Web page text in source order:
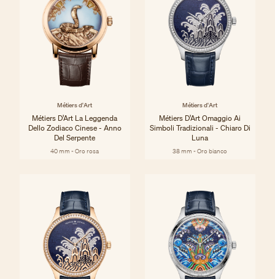
Métiers d'Art
Métiers D’Art La Leggenda
Dello Zodiaco Cinese - Anno
Del Serpente
40 mm - Oro rosa
Métiers d'Art
Métiers D’Art Omaggio Ai
Simboli Tradizionali - Chiaro Di
Luna
38 mm - Oro bianco